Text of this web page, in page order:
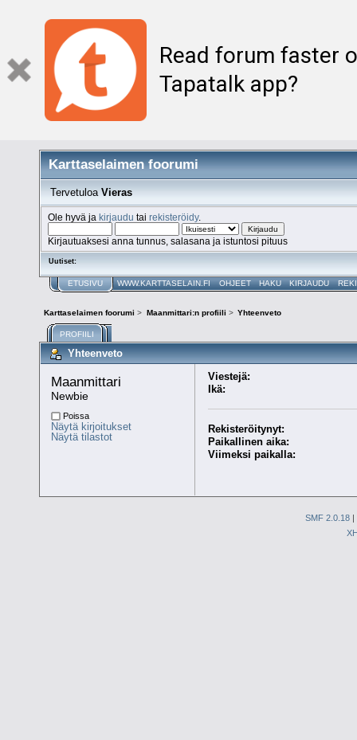
Read forum faster
Tapatalk app?
Karttaselaimen foorumi
Tervetuloa Vieras
Ole hyvä jakirjaudu tairekisteröidy.
Kirjautuaksesi anna tunnus, salasana ja istuntosi pituus
Uutiset:
ETUSIVU WWW.KARTTASELAIN.FI OHJEET HAKU KIRJAUDU
Karttaselaimen foorumi > Maanmittari:n profiili > Yhteenveto
PROFIILI
Yhteenveto
Maanmittari
Newbie
Poissa
Näytä kirjoitukset
Näytä tilastot
Viestejä:
Ikä:
Rekisteröitynyt:
Paikallinen aika:
Viimeksi paikalla:
SMF 2.0.18 |